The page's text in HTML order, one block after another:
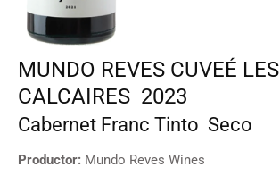
MUNDO REVES CUVEÉ LES
CALCAIRES 2023
Cabernet Franc Tinto Seco
Productor: Mundo Reves Wines